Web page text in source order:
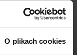
O plikach cookies